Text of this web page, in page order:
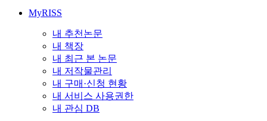
MyRISS
내 추천논문
내 책장
내 최근 본 논문
내 저작물관리
내 구매·신청 현황
내 서비스 사용권한
내 관심 DB